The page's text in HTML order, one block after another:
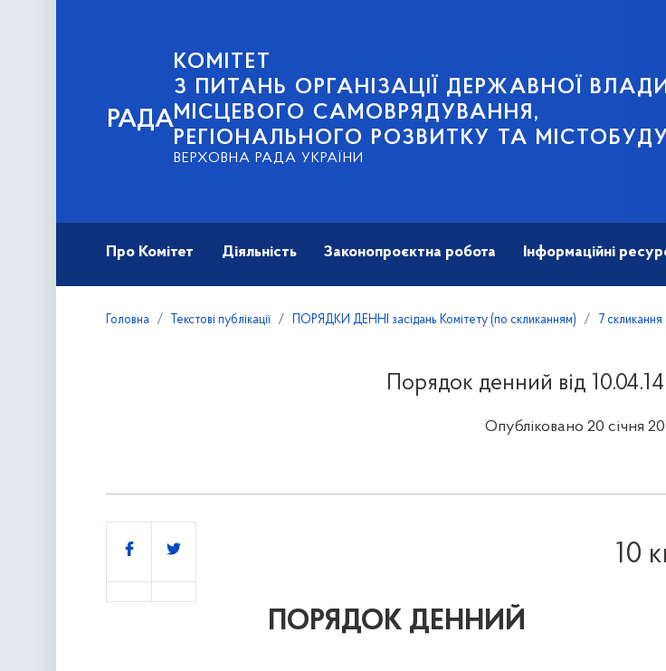
РАДА
КОМІТЕТ
З ПИТАНЬ ОРГАНІЗАЦІЇ ДЕРЖАВНОЇ
МІСЦЕВОГО САМОВРЯДУВАННЯ,
РЕГІОНАЛЬНОГО РОЗВИТКУ ТА
ВЕРХОВНА РАДА УКРАЇНИ
Про Комітет Діяльність Законопроєктна робота Інформаційні
Головна Текстові публікації ПОРЯДКИ ДЕННІ засідань Комітету (по скликанням) 7 скликання
Порядок денний від
Опубліковано 20 січня
10
ПОРЯДОК ДЕННИЙ
Поділитись